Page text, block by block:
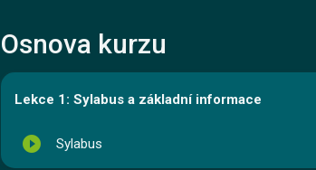
Osnova kurzu
Lekce 1: Sylabus a základní informace
play_circle_filled Sylabus